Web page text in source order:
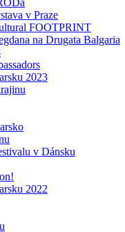
v Praze
FOOTPRINT
na Drugata Balgaria
2023
v Dánsku
2022